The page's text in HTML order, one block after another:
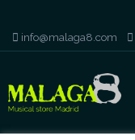
info@malaga8.com